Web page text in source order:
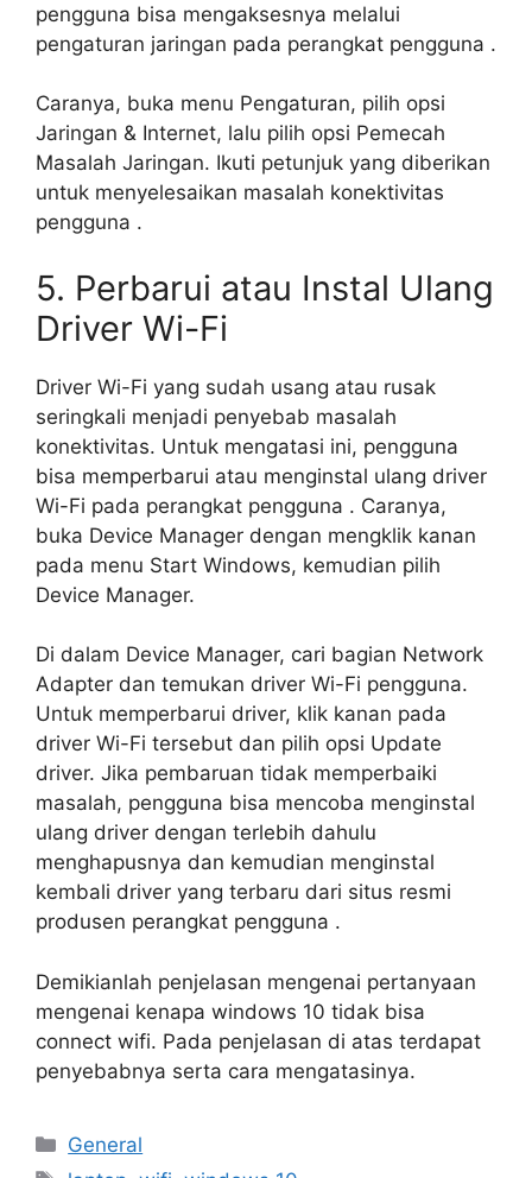
pengguna bisa mengaksesnya melalui
pengaturan jaringan pada perangkat pengguna .
Caranya, buka menu Pengaturan, pilih opsi
Jaringan & Internet, lalu pilih opsi Pemecah
Masalah Jaringan. Ikuti petunjuk yang diberikan
untuk menyelesaikan masalah konektivitas
pengguna .
5. Perbarui atau Instal Ulang
Driver Wi-Fi
Driver Wi-Fi yang sudah usang atau rusak
seringkali menjadi penyebab masalah
konektivitas. Untuk mengatasi ini, pengguna
bisa memperbarui atau menginstal ulang driver
Wi-Fi pada perangkat pengguna . Caranya,
buka Device Manager dengan mengklik kanan
pada menu Start Windows, kemudian pilih
Device Manager.
Di dalam Device Manager, cari bagian Network
Adapter dan temukan driver Wi-Fi pengguna.
Untuk memperbarui driver, klik kanan pada
driver Wi-Fi tersebut dan pilih opsi Update
driver. Jika pembaruan tidak memperbaiki
masalah, pengguna bisa mencoba menginstal
ulang driver dengan terlebih dahulu
menghapusnya dan kemudian menginstal
kembali driver yang terbaru dari situs resmi
produsen perangkat pengguna .
Demikianlah penjelasan mengenai pertanyaan
mengenai kenapa windows 10 tidak bisa
connect wifi. Pada penjelasan di atas terdapat
penyebabnya serta cara mengatasinya.
Categories
General